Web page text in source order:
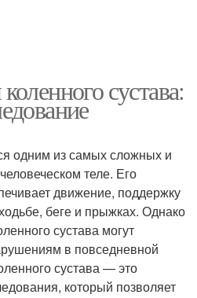
сустава:
одним из самых сложных и
теле. Его
движение, поддержку
беге и прыжках. Однако
сустава могут
в повседневной
сустава — это
который позволяет